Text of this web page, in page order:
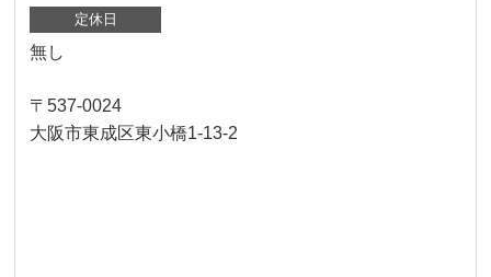
定休日
無し
〒537-0024
大阪市東成区東小橋1-13-2